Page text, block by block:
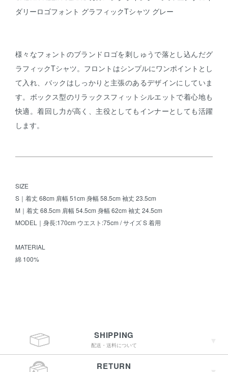
ダリーロゴフォント グラフィックTシャツ グレー
様々なフォントのブランドロゴを刺しゅうで落とし込んだグ
ラフィックTシャツ。フロントはシンプルにワンポイントとし
て入れ、バックはしっかりと主張のあるデザインにしていま
す。ボックス型のリラックスフィットシルエットで着心地も
快適。着回し力が高く、主役としてもインナーとしても活躍
します。
SIZE
S｜着丈 68cm 肩幅 51cm 身幅 58.5cm 袖丈 23.5cm
M｜着丈 68.5cm 肩幅 54.5cm 身幅 62cm 袖丈 24.5cm
MODEL｜身長:170cm ウエスト:75cm / サイズ S 着用
MATERIAL
綿 100%
SHIPPING
配送・送料について
RETURN